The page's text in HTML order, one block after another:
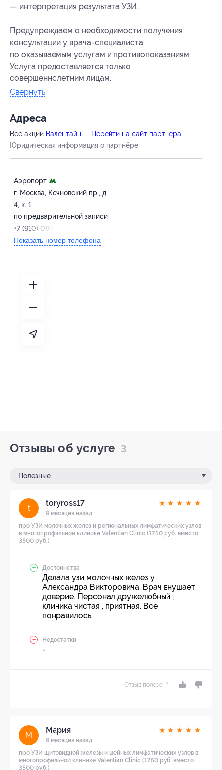
— интерпретация результата УЗИ.
Предупреждаем о необходимости получения
консультации у врача-специалиста
по оказываемым услугам и противопоказаниям.
Услуга предоставляется только
совершеннолетним лицам.
Свернуть
Адресa
Все акции Валентайн
Перейти на сайт партнера
Юридическая информация о партнёре
Аэропорт
г. Москва, Кочновский пр., д.
4, к. 1
по предварительной записи
+7 (910) 086-50-27
Показать номер телефона
Отзывы об услуге 3
Полезные
t
toryross17
9 месяцев назад
★ ★ ★ ★ ★
про УЗИ молочных желез и региональных лимфатических узлов
в многопрофильной клинике Valentian Clinic (1750 руб. вместо
3500 руб.)
Достоинства
Делала узи молочных желез у
Александра Викторовича. Врач внушает
доверие. Персонал дружелюбный ,
клиника чистая , приятная. Все
понравилось
Недостатки
-
Отзыв полезен?
М
Мария
9 месяцев назад
★ ★ ★ ★ ★
про УЗИ щитовидной железы и шейных лимфатических узлов в
многопрофильной клинике Valentian Clinic (1750 руб. вместо
3500 руб.)